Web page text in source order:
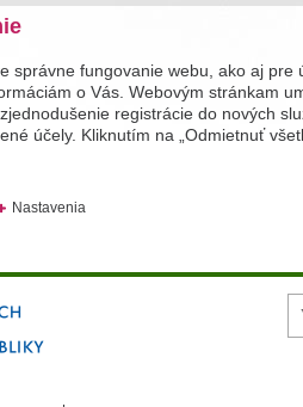
správne fungovanie webu, ako aj
o Vás. Webovým stránkam
registrácie do nových
účely. Kliknutím na „Odmietnuť
Nastavenia
vecí a rodiny